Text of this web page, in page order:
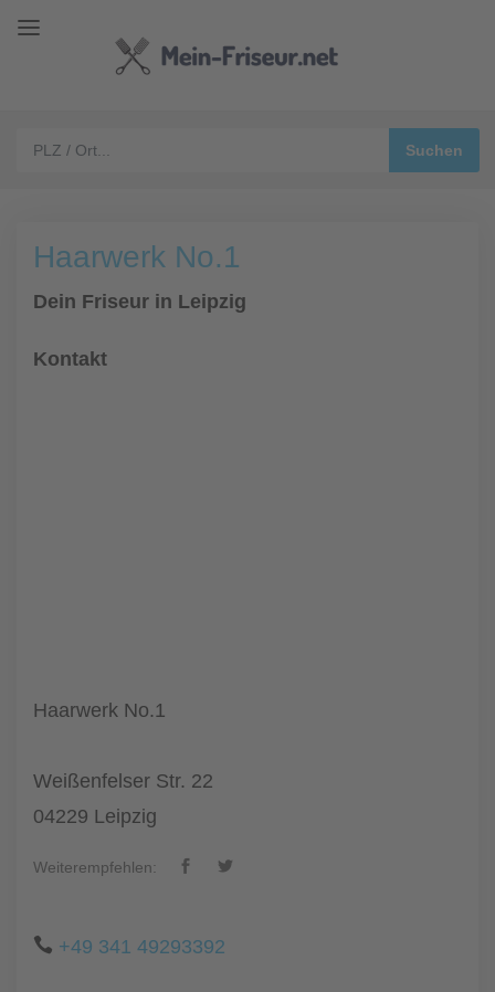
Haarwerk No.1
Dein Friseur in Leipzig
Kontakt
Haarwerk No.1
Weißenfelser Str. 22
04229 Leipzig
Weiterempfehlen:
+49 341 49293392